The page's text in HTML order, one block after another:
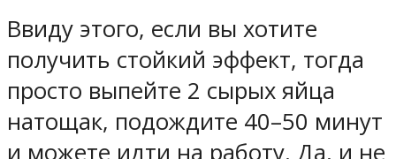
Ввиду этого, если вы хотите
получить стойкий эффект, тогда
просто выпейте 2 сырых яйца
натощак, подождите 40–50 минут
и можете идти на работу. Да, и не